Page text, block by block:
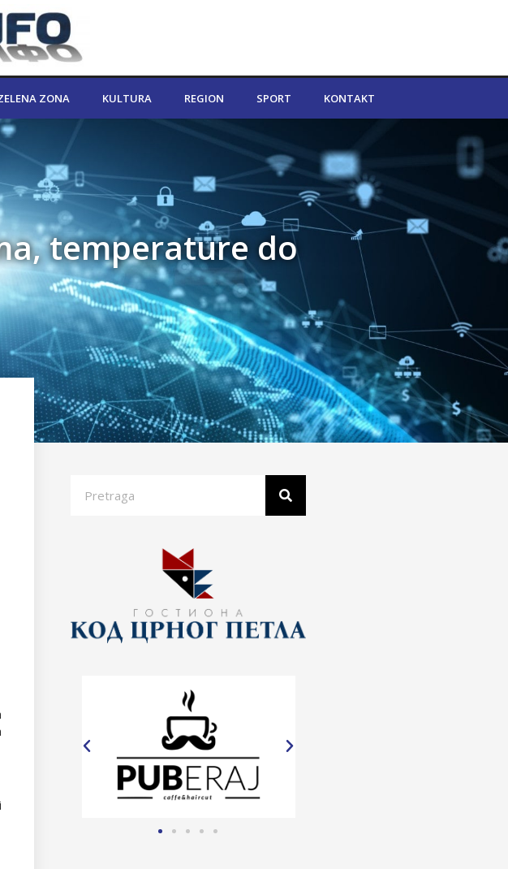
ZONA KULTURA REGION SPORT KONTAKT
temperature do